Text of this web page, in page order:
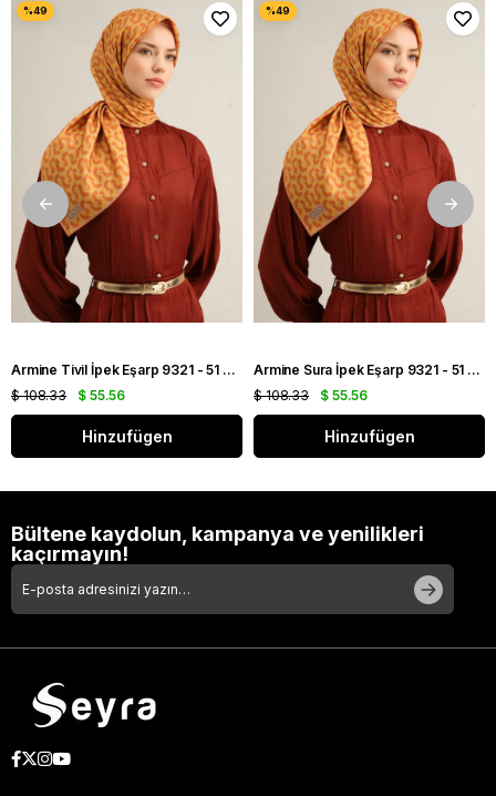
Armine Tivil İpek Eşarp 9321 - 51 Turuncu Karışık Desen
$ 55.56
$ 108.33
Hinzufügen
Armine Sura İpek Eşarp 9321 - 51 Turuncu Karışık Desen
$ 55.56
$ 108.33
Hinzufügen
Bültene kaydolun, kampanya ve yenilikleri
kaçırmayın!